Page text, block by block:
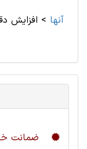
آنها > افزایش
ضمانت